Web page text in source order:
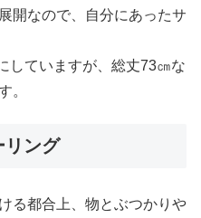
開なので、自分にあったサ
していますが、総丈73㎝な
。
ング
る都合上、物とぶつかりや